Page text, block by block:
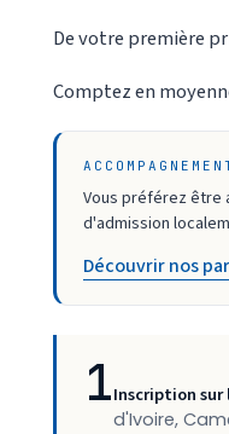
De votre première
Comptez en
Vous préférez être
d'admission
Découvrir nos
1Inscription sur
d'Ivoire,